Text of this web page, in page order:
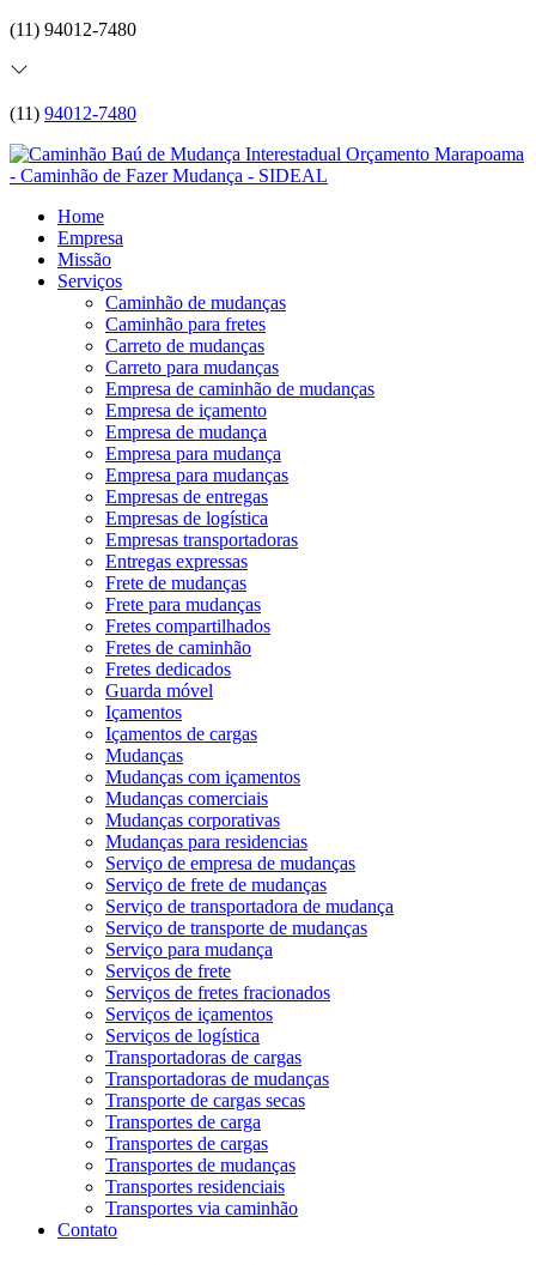
(11) 94012-7480
(11) 94012-7480
Home
Empresa
Missão
Serviços
Caminhão de mudanças
Caminhão para fretes
Carreto de mudanças
Carreto para mudanças
Empresa de caminhão de mudanças
Empresa de içamento
Empresa de mudança
Empresa para mudança
Empresa para mudanças
Empresas de entregas
Empresas de logística
Empresas transportadoras
Entregas expressas
Frete de mudanças
Frete para mudanças
Fretes compartilhados
Fretes de caminhão
Fretes dedicados
Guarda móvel
Içamentos
Içamentos de cargas
Mudanças
Mudanças com içamentos
Mudanças comerciais
Mudanças corporativas
Mudanças para residencias
Serviço de empresa de mudanças
Serviço de frete de mudanças
Serviço de transportadora de mudança
Serviço de transporte de mudanças
Serviço para mudança
Serviços de frete
Serviços de fretes fracionados
Serviços de içamentos
Serviços de logística
Transportadoras de cargas
Transportadoras de mudanças
Transporte de cargas secas
Transportes de carga
Transportes de cargas
Transportes de mudanças
Transportes residenciais
Transportes via caminhão
Contato